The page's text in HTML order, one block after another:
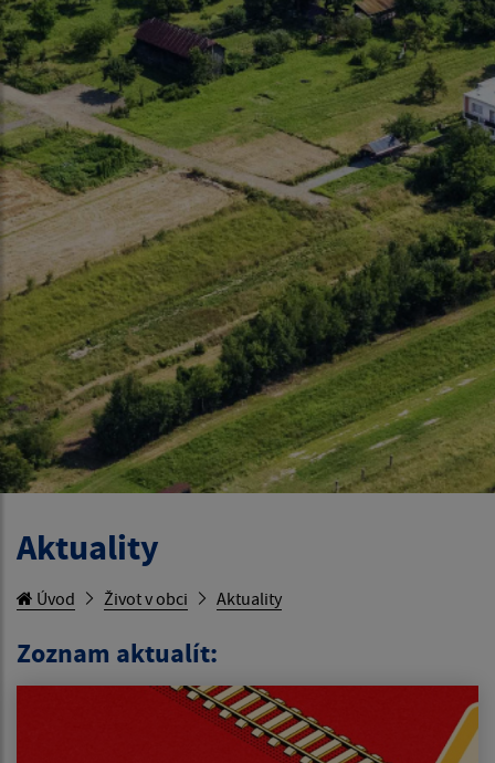
Aktuality
Úvod Život v obci Aktuality
Zoznam aktualít: